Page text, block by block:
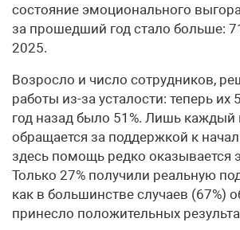
состояние эмоционального
за прошедший год стало больше:
2025.
Возросло и число сотрудников,
работы из-за усталости: теперь их
год назад было 51%. Лишь каждый
обращается за поддержкой к
здесь помощь редко оказывается
Только 27% получили реальную
как в большинстве случаев (67%)
принесло положительных